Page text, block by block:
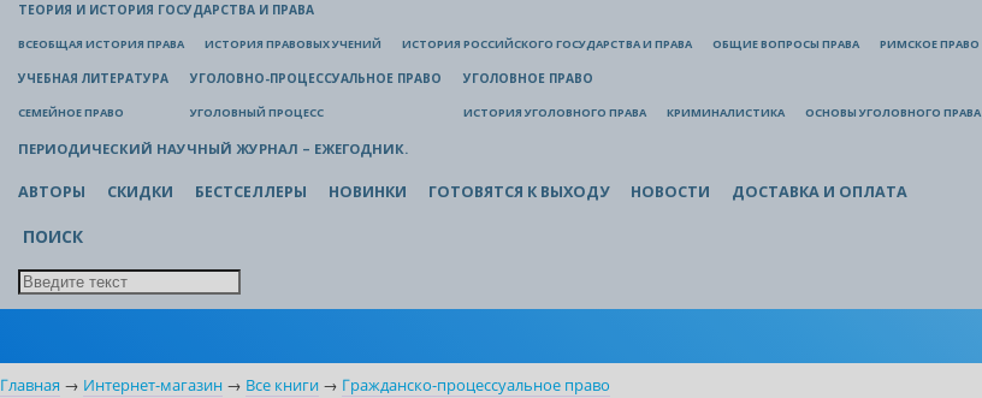
ТЕОРИЯ И ИСТОРИЯ ГОСУДАРСТВА И ПРАВА
ВСЕОБЩАЯ ИСТОРИЯ ПРАВА ИСТОРИЯ ПРАВОВЫХ УЧЕНИЙ ИСТОРИЯ РОССИЙСКОГО ГОСУДАРСТВА И ПРАВА ОБЩИЕ ВОПРОСЫ ПРАВА РИМСКОЕ ПРАВО
УЧЕБНАЯ ЛИТЕРАТУРА
СЕМЕЙНОЕ ПРАВО
УГОЛОВНО-ПРОЦЕССУАЛЬНОЕ ПРАВО
УГОЛОВНЫЙ ПРОЦЕСС
УГОЛОВНОЕ ПРАВО
ИСТОРИЯ УГОЛОВНОГО ПРАВА КРИМИНАЛИСТИКА ОСНОВЫ УГОЛОВНОГО ПРАВА
ПЕРИОДИЧЕСКИЙ НАУЧНЫЙ ЖУРНАЛ – ЕЖЕГОДНИК.
АВТОРЫ СКИДКИ БЕСТСЕЛЛЕРЫ НОВИНКИ ГОТОВЯТСЯ К ВЫХОДУ НОВОСТИ ДОСТАВКА И ОПЛАТА
ПОИСК
Главная → Интернет-магазин → Все книги → Гражданско-процессуальное право